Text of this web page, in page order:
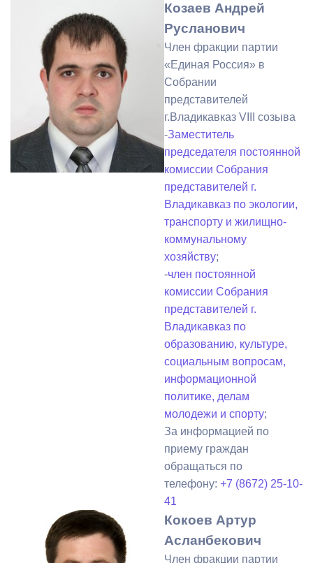
Козаев Андрей
Русланович
Член фракции партии
«Единая Россия» в
Собрании
представителей
г.Владикавказ VIII созыва
-Заместитель
председателя постоянной
комиссии Собрания
представителей г.
Владикавказ по экологии,
транспорту и жилищно-
коммунальному
хозяйству;
-член постоянной
комиссии Собрания
представителей г.
Владикавказ по
образованию, культуре,
социальным вопросам,
информационной
политике, делам
молодежи и спорту;
За информацией по
приему граждан
обращаться по
телефону: +7 (8672) 25-10-
41
Кокоев Артур
Асланбекович
Член фракции партии